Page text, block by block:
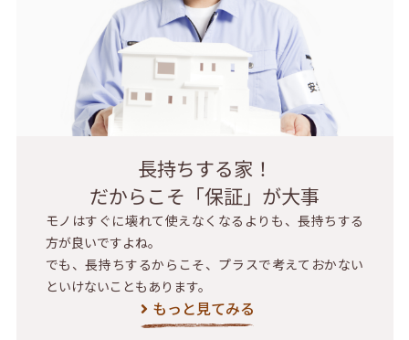
長持ちする家！
だからこそ「保証」が大事
モノはすぐに壊れて使えなくなるよりも、長持ちする
方が良いですよね。
でも、長持ちするからこそ、プラスで考えておかない
といけないこともあります。
もっと見てみる